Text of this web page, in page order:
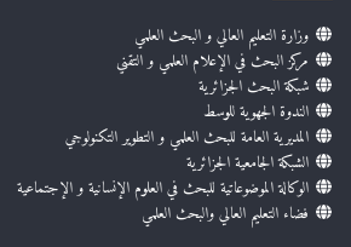
وزارة التعليم العالي و البحث العلمي
مركز البحث في الإعلام العلمي و التقني
شبكة البحث الجزائرية
الندوة الجهوية للوسط
المديرية العامة للبحث العلمي و التطوير التكنولوجي
الشبكة الجامعية الجزائرية
الوكالة الموضوعاتية للبحث في العلوم الإنسانية و الإجتماعية
فضاء التعليم العالي والبحث العلمي